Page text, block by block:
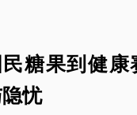
糖果到健康
忧